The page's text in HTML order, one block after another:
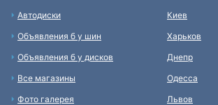
Автодиски
Объявления б у шин
Объявления б у дисков
Все магазины
Фото галерея
Киев
Харьков
Днепр
Одесса
Львов